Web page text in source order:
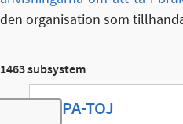
den organisation som
1463 subsystem
Toggle navigation
USPA-TOJ